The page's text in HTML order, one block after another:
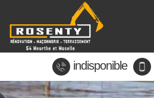
indisponible